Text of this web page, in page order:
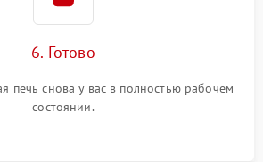
6. Готово
печь снова у вас в полностью рабочем
состоянии.